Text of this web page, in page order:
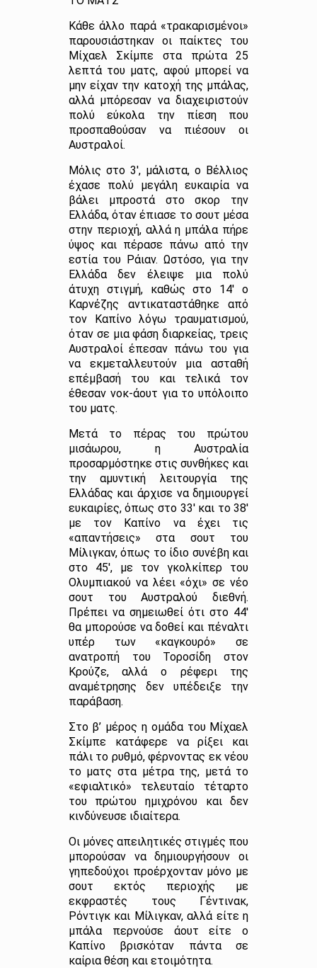
Κάθε άλλο παρά «τρακαρισμένοι»
παρουσιάστηκαν οι παίκτες του
Μίχαελ Σκίμπε στα πρώτα 25
λεπτά του ματς, αφού μπορεί να
μην είχαν την κατοχή της μπάλας,
αλλά μπόρεσαν να διαχειριστούν
πολύ εύκολα την πίεση που
προσπαθούσαν να πιέσουν οι
Αυστραλοί.
Μόλις στο 3′, μάλιστα, ο Βέλλιος
έχασε πολύ μεγάλη ευκαιρία να
βάλει μπροστά στο σκορ την
Ελλάδα, όταν έπιασε το σουτ μέσα
στην περιοχή, αλλά η μπάλα πήρε
ύψος και πέρασε πάνω από την
εστία του Ράιαν. Ωστόσο, για την
Ελλάδα δεν έλειψε μια πολύ
άτυχη στιγμή, καθώς στο 14′ ο
Καρνέζης αντικαταστάθηκε από
τον Καπίνο λόγω τραυματισμού,
όταν σε μια φάση διαρκείας, τρεις
Αυστραλοί έπεσαν πάνω του για
να εκμεταλλευτούν μια ασταθή
επέμβασή του και τελικά τον
έθεσαν νοκ-άουτ για το υπόλοιπο
του ματς.
Μετά το πέρας του πρώτου
μισάωρου, η Αυστραλία
προσαρμόστηκε στις συνθήκες και
την αμυντική λειτουργία της
Ελλάδας και άρχισε να δημιουργεί
ευκαιρίες, όπως στο 33′ και το 38′
με τον Καπίνο να έχει τις
«απαντήσεις» στα σουτ του
Μίλιγκαν, όπως το ίδιο συνέβη και
στο 45′, με τον γκολκίπερ του
Ολυμπιακού να λέει «όχι» σε νέο
σουτ του Αυστραλού διεθνή.
Πρέπει να σημειωθεί ότι στο 44′
θα μπορούσε να δοθεί και πέναλτι
υπέρ των «καγκουρό» σε
ανατροπή του Τοροσίδη στον
Κρούζε, αλλά ο ρέφερι της
αναμέτρησης δεν υπέδειξε την
παράβαση.
Στο β’ μέρος η ομάδα του Μίχαελ
Σκίμπε κατάφερε να ρίξει και
πάλι το ρυθμό, φέρνοντας εκ νέου
το ματς στα μέτρα της, μετά το
«εφιαλτικό» τελευταίο τέταρτο
του πρώτου ημιχρόνου και δεν
κινδύνευσε ιδιαίτερα.
Οι μόνες απειλητικές στιγμές που
μπορούσαν να δημιουργήσουν οι
γηπεδούχοι προέρχονταν μόνο με
σουτ εκτός περιοχής με
εκφραστές τους Γέντινακ,
Ρόντιγκ και Μίλιγκαν, αλλά είτε η
μπάλα περνούσε άουτ είτε ο
Καπίνο βρισκόταν πάντα σε
καίρια θέση και ετοιμότητα.